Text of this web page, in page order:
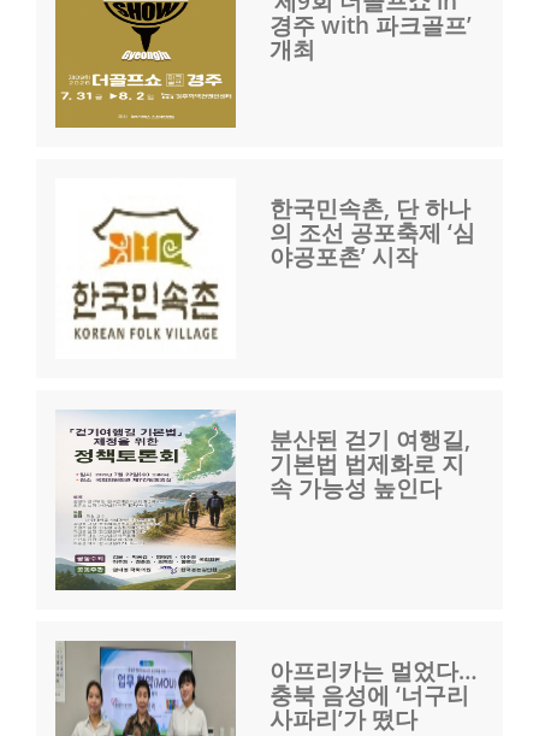
경주 with 파크골프’
개최
한국민속촌, 단 하나
의 조선 공포축제 ‘심
야공포촌’ 시작
분산된 걷기 여행길,
기본법 법제화로 지
속 가능성 높인다
아프리카는 멀었다…
충북 음성에 ‘너구리
사파리’가 떴다